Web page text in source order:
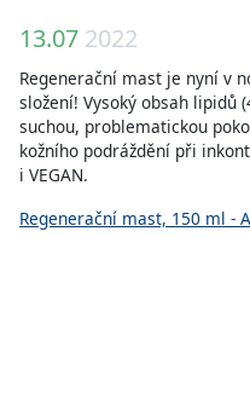
13.07 2022
Regenerační mast je nyní v
složení! Vysoký obsah lipidů
suchou, problematickou
kožního podráždění při
i VEGAN.
Regenerační mast, 150 ml -